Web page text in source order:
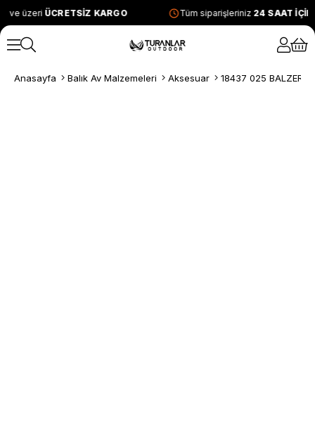
ve üzeri ÜCRETSİZ KARGO Tüm siparişleriniz 24 SAAT
Anasayfa Balık Av Malzemeleri Aksesuar 18437 025 BALZER